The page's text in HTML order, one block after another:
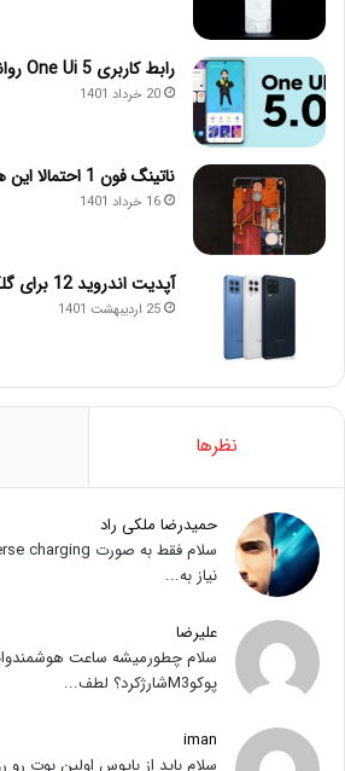
رابط کاربری One Ui 5 روانتر و یکپارچه تر می‌شود
20 خرداد 1401
ناتینگ فون 1 احتمالا این هفته معرفی می‌شود
16 خرداد 1401
آپدیت اندروید 12 برای گلکسی M22 منتشر شد
25 اردیبهشت 1401
نظرها
حمیدرضا ملکی راد
نیاز به...
علیرضا
سلام چطورمیشه ساعت
پوکوM3شارژکرد؟ لطف...
iman
سلام باید از بایوس اولین بوت